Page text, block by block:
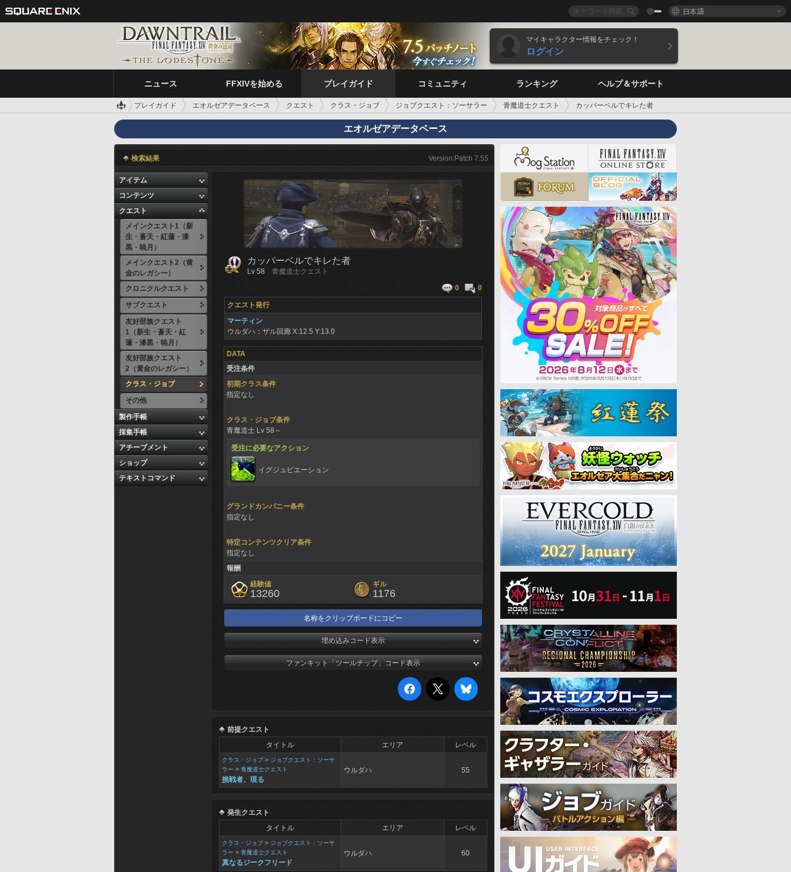
日本語
マイキャラクター情報をチェック！
ログイン
ニュース FFXIVを始める プレイガイド コミュニティ ランキング ヘルプ＆サポート
プレイガイド エオルゼアデータベース クエスト クラス・ジョブ ジョブクエスト：ソーサラー 青魔道士クエスト カッパーベルでキレた者
エオルゼアデータベース
検索結果 Version:Patch 7.55
アイテム
コンテンツ
クエスト
メインクエスト1（新
生・蒼天・紅蓮・漆
黒・暁月）
メインクエスト2（黄
金のレガシー）
クロニクルクエスト
サブクエスト
友好部族クエスト
1（新生・蒼天・紅
蓮・漆黒・暁月）
友好部族クエスト
2（黄金のレガシー）
クラス・ジョブ
その他
製作手帳
採集手帳
アチーブメント
ショップ
テキストコマンド
カッパーベルでキレた者
Lv 58
青魔道士クエスト
0
0
クエスト発行
マーティン
ウルダハ：ザル回廊 X:12.5 Y:13.0
DATA
受注条件
初期クラス条件
指定なし
クラス・ジョブ条件
青魔道士 Lv 58～
受注に必要なアクション
イグジュビエーション
グランドカンパニー条件
指定なし
特定コンテンツクリア条件
指定なし
報酬
経験値
13260
ギル
1176
名称をクリップボードにコピー
埋め込みコード表示
ファンキット「ツールチップ」コード表示
前提クエスト
タイトル
エリア レベル
クラス・ジョブ > ジョブクエスト：ソーサ
ラー > 青魔道士クエスト
挑戦者、現る
ウルダハ 55
発生クエスト
タイトル
エリア レベル
クラス・ジョブ > ジョブクエスト：ソーサ
ラー > 青魔道士クエスト
真なるジークフリード
ウルダハ 60